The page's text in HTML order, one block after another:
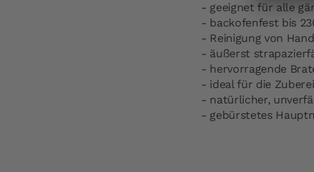
- geeignet für alle
- backofenfest bis
- Reinigung von Hand
- äußerst
- hervorragende
- ideal für die
- natürlicher,
- gebürstetes